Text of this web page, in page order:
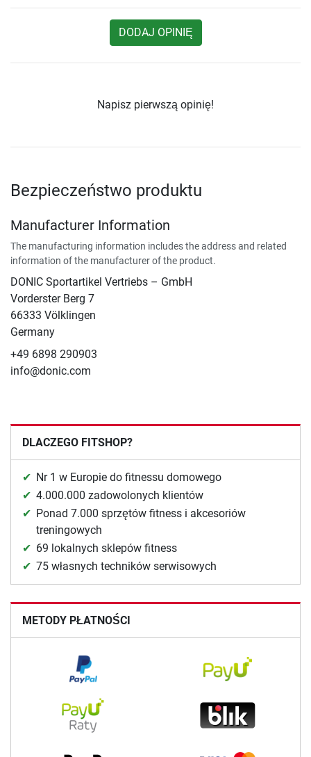
DODAJ OPINIĘ
Napisz pierwszą opinię!
Bezpieczeństwo produktu
Manufacturer Information
The manufacturing information includes the address and related
information of the manufacturer of the product.
DONIC Sportartikel Vertriebs – GmbH
Vorderster Berg 7
66333 Völklingen
Germany
+49 6898 290903
info@donic.com
DLACZEGO FITSHOP?
Nr 1 w Europie do fitnessu domowego
4.000.000 zadowolonych klientów
Ponad 7.000 sprzętów fitness i akcesoriów
treningowych
69 lokalnych sklepów fitness
75 własnych techników serwisowych
METODY PŁATNOŚCI